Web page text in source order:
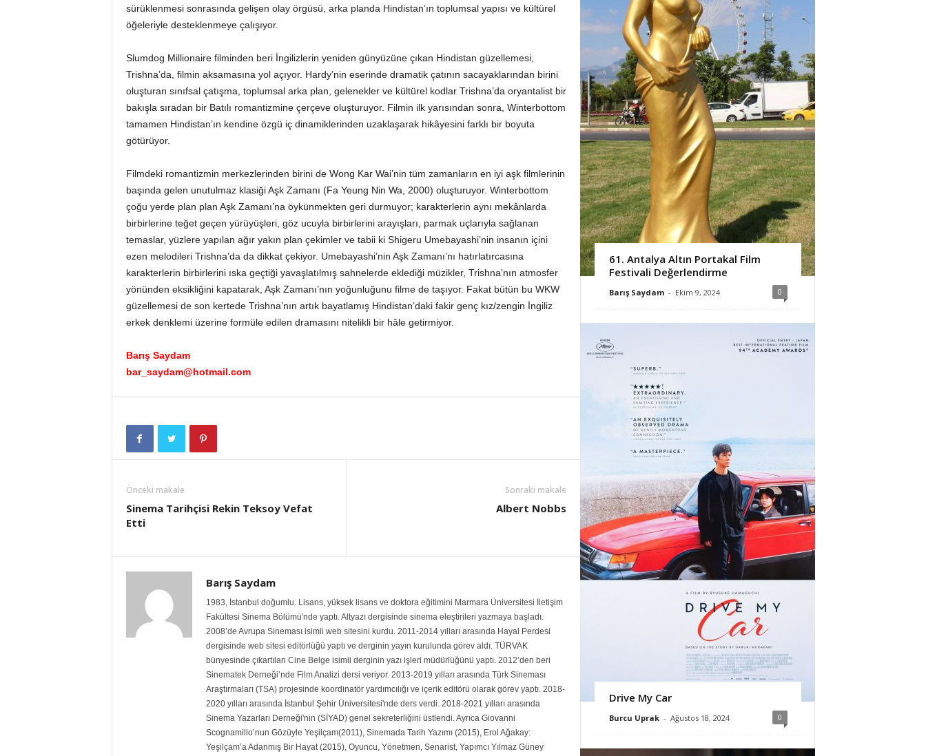
sürüklenmesi sonrasında gelişen olay örgüsü, arka planda Hindistan’ın toplumsal yapısı ve kültürel
öğeleriyle desteklenmeye çalışıyor.
Slumdog Millionaire filminden beri İngilizlerin yeniden günyüzüne çıkan Hindistan güzellemesi,
Trishna’da, filmin aksamasına yol açıyor. Hardy’nin eserinde dramatik çatının sacayaklarından birini
oluşturan sınıfsal çatışma, toplumsal arka plan, gelenekler ve kültürel kodlar Trishna’da oryantalist bir
bakışla sıradan bir Batılı romantizmine çerçeve oluşturuyor. Filmin ilk yarısından sonra, Winterbottom
tamamen Hindistan’ın kendine özgü iç dinamiklerinden uzaklaşarak hikâyesini farklı bir boyuta
götürüyor.
Filmdeki romantizmin merkezlerinden birini de Wong Kar Wai’nin tüm zamanların en iyi aşk filmlerinin
başında gelen unutulmaz klasiği Aşk Zamanı (Fa Yeung Nin Wa, 2000) oluşturuyor. Winterbottom
çoğu yerde plan plan Aşk Zamanı’na öykünmekten geri durmuyor; karakterlerin aynı mekânlarda
birbirlerine teğet geçen yürüyüşleri, göz ucuyla birbirlerini arayışları, parmak uçlarıyla sağlanan
temaslar, yüzlere yapılan ağır yakın plan çekimler ve tabii ki Shigeru Umebayashi’nin insanın içini
ezen melodileri Trishna’da da dikkat çekiyor. Umebayashi’nin Aşk Zamanı’nı hatırlatırcasına
karakterlerin birbirlerini ıska geçtiği yavaşlatılmış sahnelerde eklediği müzikler, Trishna’nın atmosfer
yönünden eksikliğini kapatarak, Aşk Zamanı’nın yoğunluğunu filme de taşıyor. Fakat bütün bu WKW
güzellemesi de son kertede Trishna’nın artık bayatlamış Hindistan’daki fakir genç kız/zengin İngiliz
erkek denklemi üzerine formüle edilen dramasını nitelikli bir hâle getirmiyor.
Barış Saydam
bar_saydam@hotmail.com
Önceki makale
Sinema Tarihçisi Rekin Teksoy Vefat
Etti
Sonraki makale
Albert Nobbs
Barış Saydam
1983, İstanbul doğumlu. Lisans, yüksek lisans ve doktora eğitimini Marmara Üniversitesi İletişim
Fakültesi Sinema Bölümü'nde yaptı. Altyazı dergisinde sinema eleştirileri yazmaya başladı.
2008’de Avrupa Sineması isimli web sitesini kurdu. 2011-2014 yılları arasında Hayal Perdesi
dergisinde web sitesi editörlüğü yaptı ve derginin yayın kurulunda görev aldı. TÜRVAK
bünyesinde çıkartılan Cine Belge isimli derginin yazı işleri müdürlüğünü yaptı. 2012’den beri
Sinematek Derneği’nde Film Analizi dersi veriyor. 2013-2019 yılları arasında Türk Sineması
Araştırmaları (TSA) projesinde koordinatör yardımcılığı ve içerik editörü olarak görev yaptı. 2018-
2020 yılları arasında İstanbul Şehir Üniversitesi'nde ders verdi. 2018-2021 yılları arasında
Sinema Yazarları Derneği'nin (SİYAD) genel sekreterliğini üstlendi. Ayrıca Giovanni
Scognamillo’nun Gözüyle Yeşilçam(2011), Sinemada Tarih Yazımı (2015), Erol Ağakay:
Yeşilçam’a Adanmış Bir Hayat (2015), Oyuncu, Yönetmen, Senarist, Yapımcı Yılmaz Güney
61. Antalya Altın Portakal Film
Festivali Değerlendirme
Barış Saydam - Ekim 9, 2024 0
Drive My Car
Burcu Uprak - Ağustos 18, 2024 0